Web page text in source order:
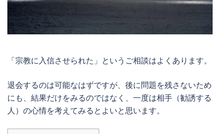
「宗教に入信させられた」というご相談はよくあります。
退会するのは可能なはずですが、後に問題を残さないため
にも、結果だけをみるのではなく、一度は相手（勧誘する
人）の心情を考えてみるとよいと思います。